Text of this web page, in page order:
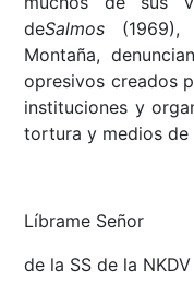
deSalmos (1969),
Montaña,
opresivos creados
instituciones y
tortura y medios de
Líbrame Señor
de la SS de la